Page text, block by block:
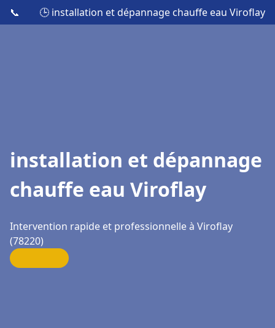
📞 🕒 installation et dépannage chauffe eau Viroflay
installation et dépannage
chauffe eau Viroflay
Intervention rapide et professionnelle à Viroflay
(78220)